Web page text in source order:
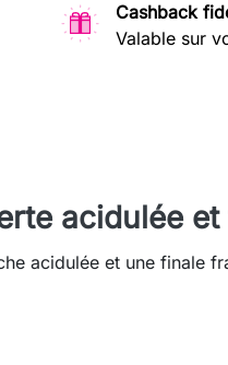
Cashback
Valable sur
acidulée
acidulée et une finale